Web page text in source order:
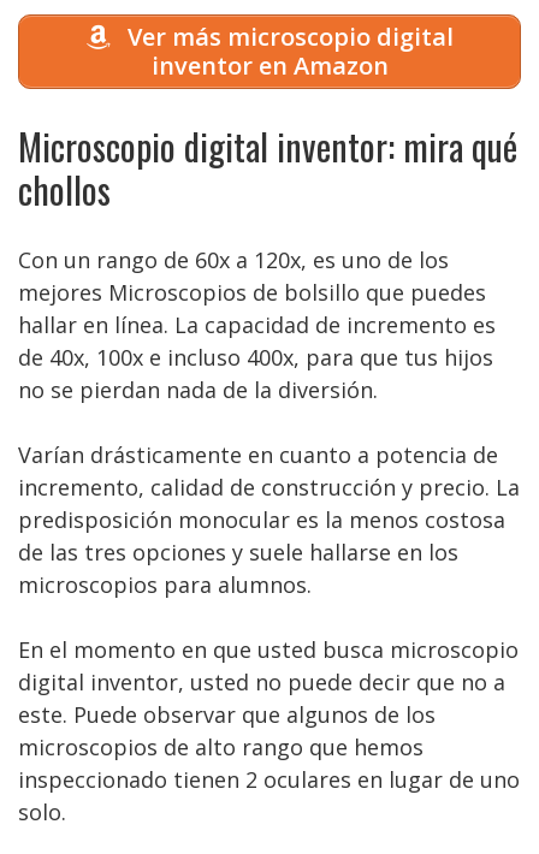
Ver más microscopio digital
inventor en Amazon
Microscopio digital inventor: mira qué
chollos
Con un rango de 60x a 120x, es uno de los
mejores Microscopios de bolsillo que puedes
hallar en línea. La capacidad de incremento es
de 40x, 100x e incluso 400x, para que tus hijos
no se pierdan nada de la diversión.
Varían drásticamente en cuanto a potencia de
incremento, calidad de construcción y precio. La
predisposición monocular es la menos costosa
de las tres opciones y suele hallarse en los
microscopios para alumnos.
En el momento en que usted busca microscopio
digital inventor, usted no puede decir que no a
este. Puede observar que algunos de los
microscopios de alto rango que hemos
inspeccionado tienen 2 oculares en lugar de uno
solo.